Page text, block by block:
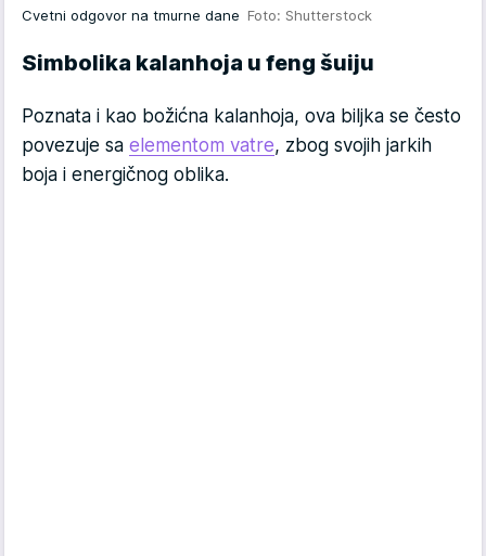
Cvetni odgovor na tmurne dane Foto: Shutterstock
Simbolika kalanhoja u feng šuiju
Poznata i kao božićna kalanhoja, ova biljka se često
povezuje sa elementom vatre, zbog svojih jarkih
boja i energičnog oblika.